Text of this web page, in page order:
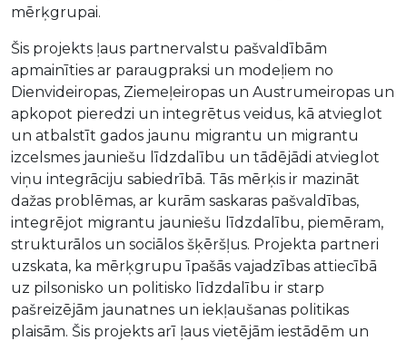
mērķgrupai.
Šis projekts ļaus partnervalstu pašvaldībām
apmainīties ar paraugpraksi un modeļiem no
Dienvideiropas, Ziemeļeiropas un Austrumeiropas un
apkopot pieredzi un integrētus veidus, kā atvieglot
un atbalstīt gados jaunu migrantu un migrantu
izcelsmes jauniešu līdzdalību un tādējādi atvieglot
viņu integrāciju sabiedrībā. Tās mērķis ir mazināt
dažas problēmas, ar kurām saskaras pašvaldības,
integrējot migrantu jauniešu līdzdalību, piemēram,
strukturālos un sociālos šķēršļus. Projekta partneri
uzskata, ka mērķgrupu īpašās vajadzības attiecībā
uz pilsonisko un politisko līdzdalību ir starp
pašreizējām jaunatnes un iekļaušanas politikas
plaisām. Šis projekts arī ļaus vietējām iestādēm un